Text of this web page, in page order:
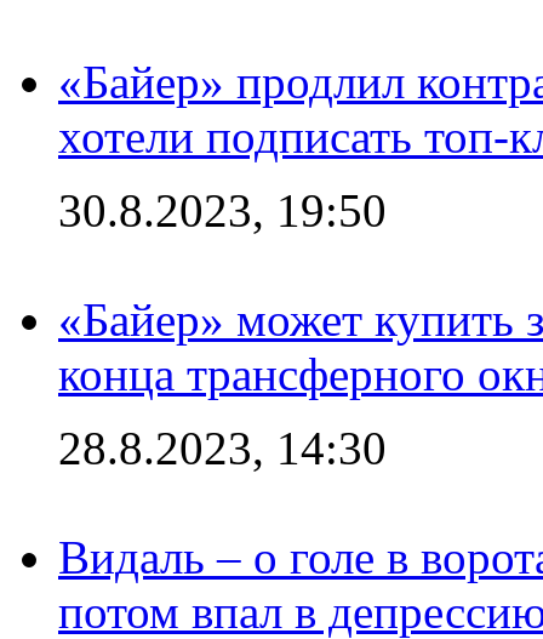
«Байер» продлил
хотели подписать
30.8.2023, 19:50
«Байер» может купить
конца трансферного
28.8.2023, 14:30
Видаль – о голе в
потом впал в